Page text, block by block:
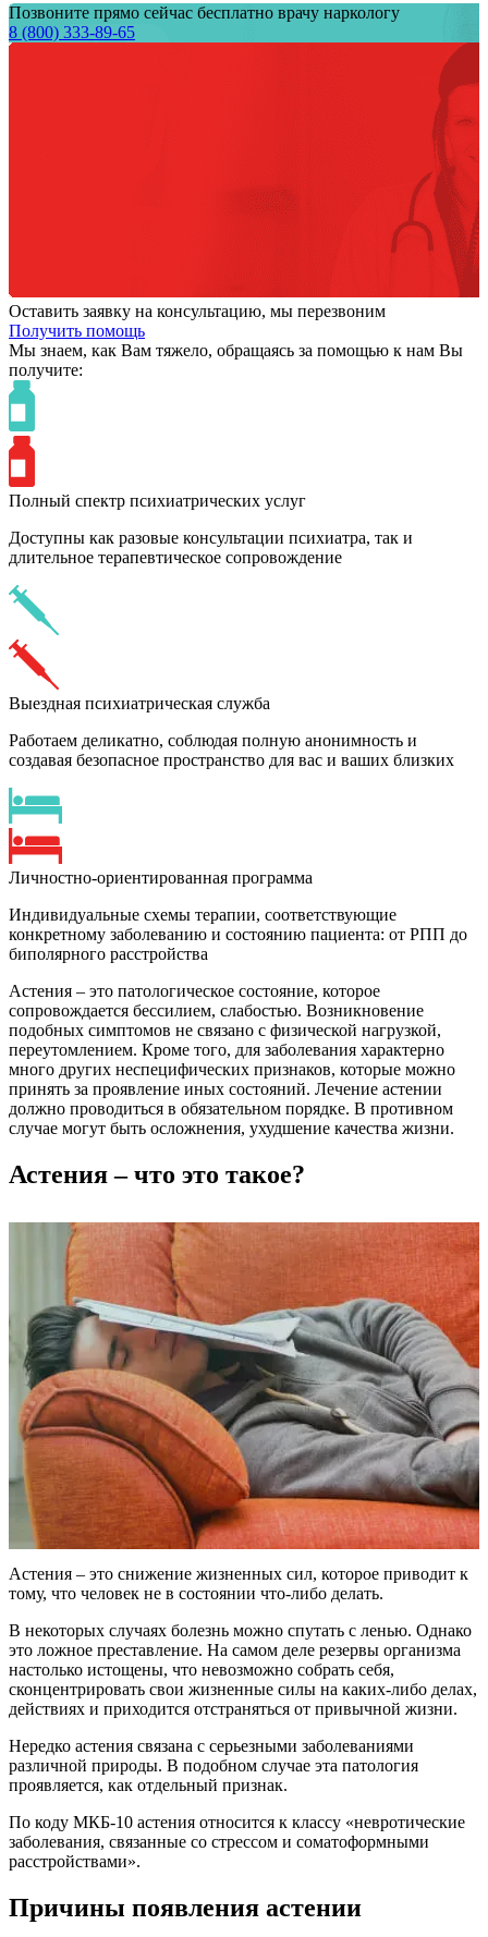
Позвоните прямо сейчас бесплатно врачу наркологу
8 (800) 333-89-65
Оставить заявку на консультацию, мы перезвоним
Получить помощь
Мы знаем, как Вам тяжело, обращаясь за помощью к нам Вы
получите:
Полный спектр психиатрических услуг
Доступны как разовые консультации психиатра, так и
длительное терапевтическое сопровождение
Выездная психиатрическая служба
Работаем деликатно, соблюдая полную анонимность и
создавая безопасное пространство для вас и ваших близких
Личностно-ориентированная программа
Индивидуальные схемы терапии, соответствующие
конкретному заболеванию и состоянию пациента: от РПП до
биполярного расстройства
Астения – это патологическое состояние, которое
сопровождается бессилием, слабостью. Возникновение
подобных симптомов не связано с физической нагрузкой,
переутомлением. Кроме того, для заболевания характерно
много других неспецифических признаков, которые можно
принять за проявление иных состояний. Лечение астении
должно проводиться в обязательном порядке. В противном
случае могут быть осложнения, ухудшение качества жизни.
Астения – что это такое?
Астения – это снижение жизненных сил, которое приводит к
тому, что человек не в состоянии что-либо делать.
В некоторых случаях болезнь можно спутать с ленью. Однако
это ложное преставление. На самом деле резервы организма
настолько истощены, что невозможно собрать себя,
сконцентрировать свои жизненные силы на каких-либо делах,
действиях и приходится отстраняться от привычной жизни.
Нередко астения связана с серьезными заболеваниями
различной природы. В подобном случае эта патология
проявляется, как отдельный признак.
По коду МКБ-10 астения относится к классу «невротические
заболевания, связанные со стрессом и соматоформными
расстройствами».
Причины появления астении